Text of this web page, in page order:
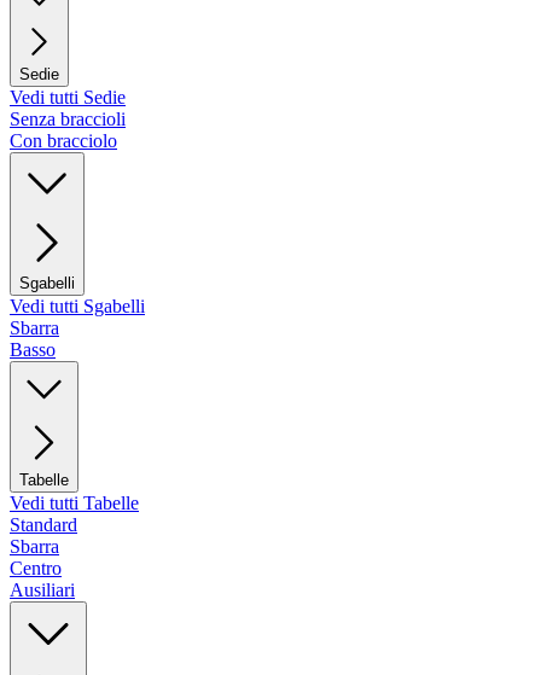
Sedie
Vedi tutti Sedie
Senza braccioli
Con bracciolo
Sgabelli
Vedi tutti Sgabelli
Sbarra
Basso
Tabelle
Vedi tutti Tabelle
Standard
Sbarra
Centro
Ausiliari